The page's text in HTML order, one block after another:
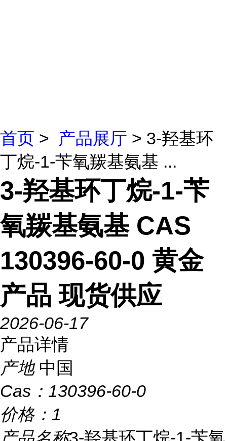
首页 > 产品展厅 > 3-羟基环
丁烷-1-苄氧羰基氨基 ...
3-羟基环丁烷-1-苄
氧羰基氨基 CAS
130396-60-0 黄金
产品 现货供应
2026-06-17
产品详情
产地 中国
Cas： 130396-60-0
价格： 1